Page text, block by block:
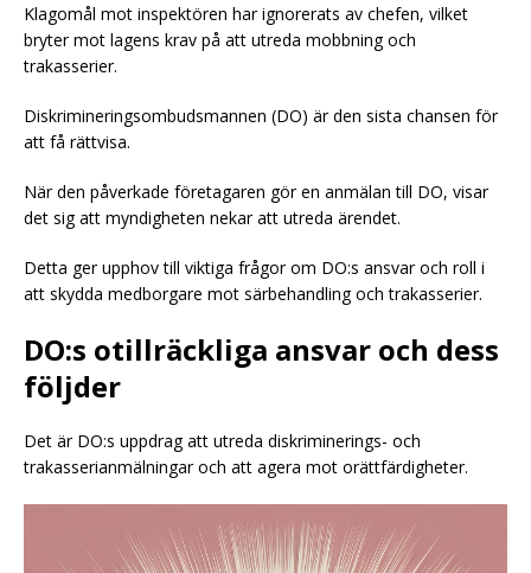
Klagomål mot inspektören har ignorerats av chefen, vilket
bryter mot lagens krav på att utreda mobbning och
trakasserier.
Diskrimineringsombudsmannen (DO) är den sista chansen för
att få rättvisa.
När den påverkade företagaren gör en anmälan till DO, visar
det sig att myndigheten nekar att utreda ärendet.
Detta ger upphov till viktiga frågor om DO:s ansvar och roll i
att skydda medborgare mot särbehandling och trakasserier.
DO:s otillräckliga ansvar och dess
följder
Det är DO:s uppdrag att utreda diskriminerings- och
trakasserianmälningar och att agera mot orättfärdigheter.